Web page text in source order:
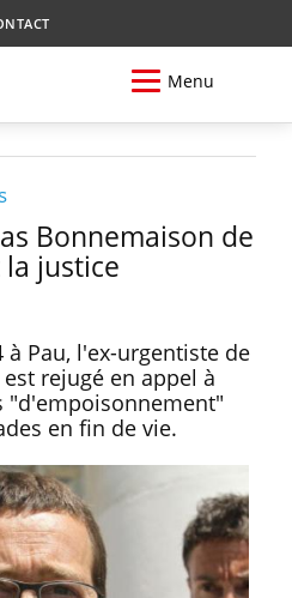
Menu
Bonnemaison de
justice
Pau, l'ex-urgentiste de
rejugé en appel à
"d'empoisonnement"
en fin de vie.